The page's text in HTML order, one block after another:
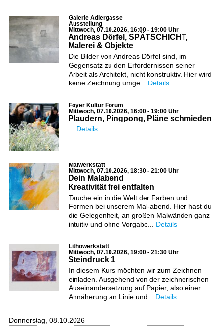
Galerie Adlergasse
Ausstellung
Mittwoch, 07.10.2026, 16:00 - 19:00 Uhr
Andreas Dörfel, SPÄTSCHICHT,
Malerei & Objekte
Die Bilder von Andreas Dörfel sind, im
Gegensatz zu den Erfordernissen seiner
Arbeit als Architekt, nicht konstruktiv. Hier wird
keine Zeichnung umge... Details
Foyer Kultur Forum
Mittwoch, 07.10.2026, 16:00 - 19:00 Uhr
Plaudern, Pingpong, Pläne schmieden
Details
Malwerkstatt
Mittwoch, 07.10.2026, 18:30 - 21:00 Uhr
Dein Malabend
Kreativität frei entfalten
Tauche ein in die Welt der Farben und
Formen bei unserem Mal-abend. Hier hast du
die Gelegenheit, an großen Malwänden ganz
intuitiv und ohne Vorgabe... Details
Lithowerkstatt
Mittwoch, 07.10.2026, 19:00 - 21:30 Uhr
Steindruck 1
In diesem Kurs möchten wir zum Zeichnen
einladen. Ausgehend von der zeichnerischen
Auseinandersetzung auf Papier, also einer
Annäherung an Linie und... Details
Donnerstag, 08.10.2026